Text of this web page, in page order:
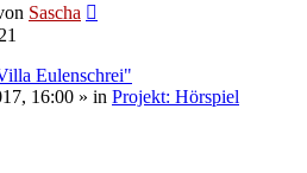
Sascha
Eulenschrei"
16:00 » in Projekt: Hörspiel